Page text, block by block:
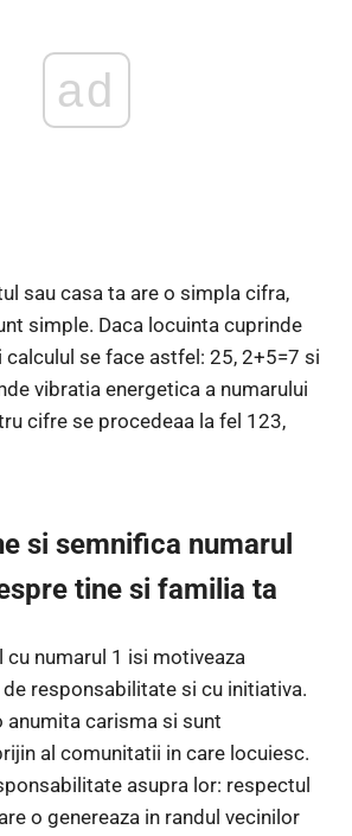
ad
sau casa ta are o simpla cifra,
simple. Daca locuinta cuprinde
se face astfel: 25, 2+5=7 si
vibratia energetica a numarului
cifre se procedeaa la fel 123,
si semnifica numarul
tine si familia ta
numarul 1 isi motiveaza
responsabilitate si cu initiativa.
anumita carisma si sunt
al comunitatii in care locuiesc.
asupra lor: respectul
o genereaza in randul vecinilor